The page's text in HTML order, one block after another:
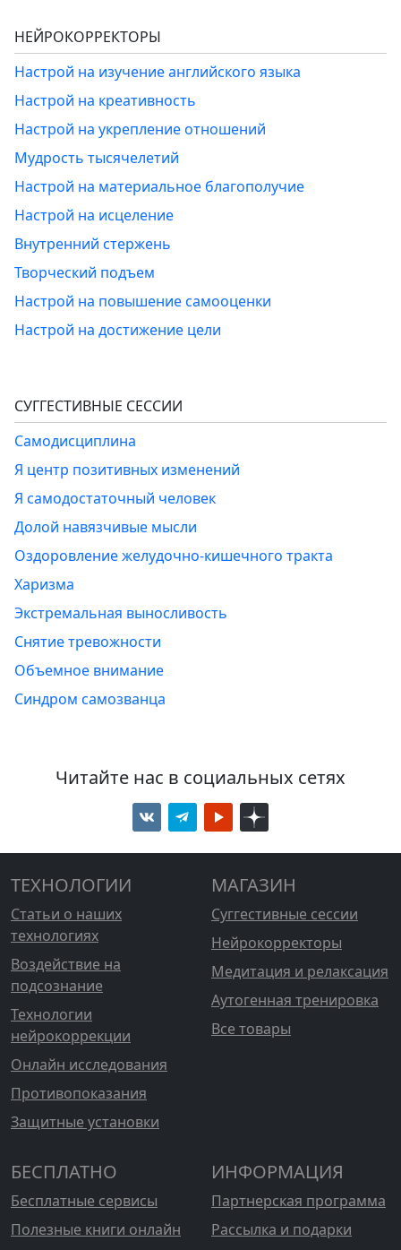
НЕЙРОКОРРЕКТОРЫ
Настрой на изучение английского языка
Настрой на креативность
Настрой на укрепление отношений
Мудрость тысячелетий
Настрой на материальное благополучие
Настрой на исцеление
Внутренний стержень
Творческий подъем
Настрой на повышение самооценки
Настрой на достижение цели
СУГГЕСТИВНЫЕ СЕССИИ
Самодисциплина
Я центр позитивных изменений
Я самодостаточный человек
Долой навязчивые мысли
Оздоровление желудочно-кишечного тракта
Харизма
Экстремальная выносливость
Снятие тревожности
Объемное внимание
Синдром самозванца
Читайте нас в социальных сетях
ТЕХНОЛОГИИ
Статьи о наших
технологиях
Воздействие на
подсознание
Технологии
нейрокоррекции
Онлайн исследования
Противопоказания
Защитные установки
МАГАЗИН
Суггестивные сессии
Нейрокорректоры
Медитация и релаксация
Аутогенная тренировка
Все товары
БЕСПЛАТНО
Бесплатные сервисы
Полезные книги онлайн
ИНФОРМАЦИЯ
Партнерская программа
Рассылка и подарки